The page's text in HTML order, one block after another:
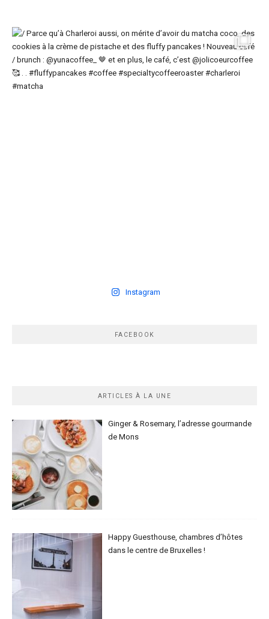
Instagram
FACEBOOK
ARTICLES À LA UNE
Ginger & Rosemary, l’adresse gourmande
de Mons
Happy Guesthouse, chambres d’hôtes
dans le centre de Bruxelles !